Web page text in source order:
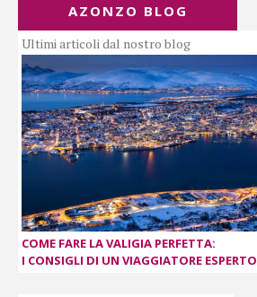
AZONZO BLOG
Ultimi articoli dal nostro blog
COME FARE LA VALIGIA PERFETTA:
I CONSIGLI DI UN VIAGGIATORE ESPERTO